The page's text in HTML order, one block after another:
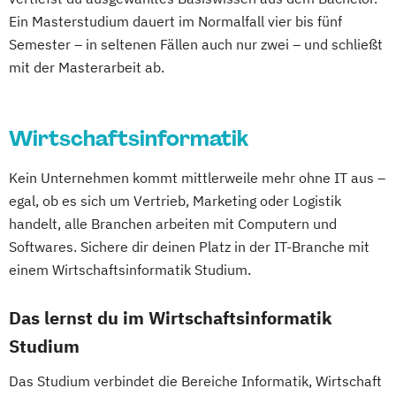
Volkswirtschaft
Wirtschaftsinformatik
Wirtschaftswissenschaft
Wirtschaftswissenschaft für Ingenieur/-
Industrial Informatics & Robotics
Informationstechnik & System-
Management
(Englisch)
Physiotherapie
Radiologietechnologie
Realtime Art & Visual Effects
Retail & Technology
Smart Buildings in Smart Cities
Unternehmensführung & Entrepreneurship
Transformation
Ein Masterstudium dauert im Normalfall vier bis fünf
Semester – in seltenen Fällen auch nur zwei – und schließt
mit der Masterarbeit ab.
Wirtschaftsinformatik
Kein Unternehmen kommt mittlerweile mehr ohne IT aus –
egal, ob es sich um Vertrieb, Marketing oder Logistik
handelt, alle Branchen arbeiten mit Computern und
Softwares. Sichere dir deinen Platz in der IT-Branche mit
einem Wirtschaftsinformatik Studium.
Das lernst du im Wirtschaftsinformatik
Studium
Das Studium verbindet die Bereiche Informatik, Wirtschaft